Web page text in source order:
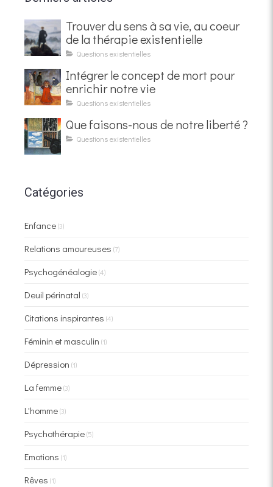
Trouver du sens à sa vie, au coeur
de la thérapie existentielle
Questions existentielles
Intégrer le concept de mort pour
enrichir notre vie
Questions existentielles
Que faisons-nous de notre liberté ?
Questions existentielles
Catégories
Enfance(3)
Relations amoureuses (7)
Psychogénéalogie(4)
Deuil périnatal (3)
Citations inspirantes (4)
Féminin et masculin (1)
Dépression (1)
La femme(3)
L'homme(3)
Psychothérapie(5)
Emotions (1)
Rêves (1)